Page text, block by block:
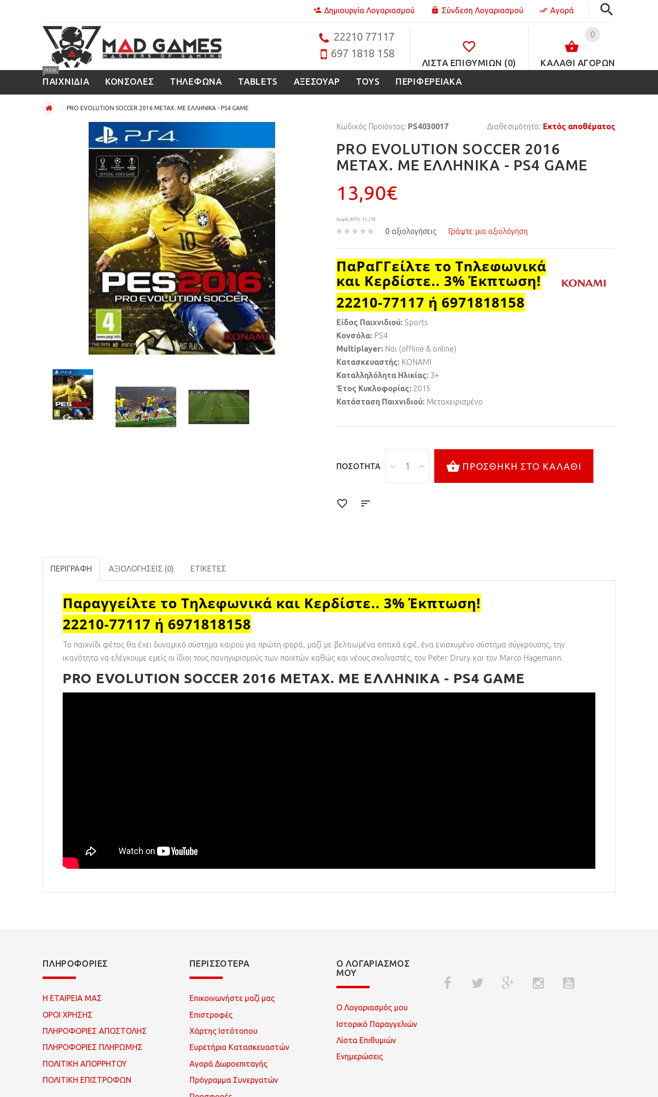
Δημιουργία Λογαριασμού Σύνδεση Λογαριασμού Αγορά
0
ΚΑΛΑΘΙ ΑΓΟΡΩΝ
ΛΊΣΤΑ ΕΠΙΘΥΜΙΏΝ (0)
22210 77117
697 1818 158
ΠΑΙΧΝΙΔΙΑ
NEW
ΚΟΝΣΟΛΕΣ ΤΗΛΕΦΩΝΑ TABLETS ΑΞΕΣΟΥΑΡ TOYS ΠΕΡΙΦΕΡΕΙΑΚΑ
PRO EVOLUTION SOCCER 2016 ΜΕΤΑΧ. ΜΕ ΕΛΛΗΝΙΚΑ - PS4 GAME
Κωδικός Προϊόντος: PS4030017 Διαθεσιμότητα: Εκτός αποθέματος
PRO EVOLUTION SOCCER 2016
ΜΕΤΑΧ. ΜΕ ΕΛΛΗΝΙΚΑ - PS4 GAME
13,90€
Χωρίς ΦΠΑ: 11,21€
0 αξιολογήσεις Γράψτε μια αξιολόγηση
ΠαΡαΓΓείλτε το Τηλεφωνικά
και Κερδίστε.. 3% Έκπτωση!
22210-77117 ή 6971818158
Είδος Παιχνιδιού: Sports
Κονσόλα: PS4
Multiplayer: Ναι (offline & online)
Κατασκευαστής: KONAMI
Καταλληλόλητα Ηλικίας: 3+
Έτος Κυκλοφορίας: 2015
Κατάσταση Παιχνιδιού: Μεταχειρισμένο
ΠΟΣΌΤΗΤΑ ΠΡΟΣΘΉΚΗ ΣΤΟ ΚΑΛΆΘΙ
ΠΕΡΙΓΡΑΦΉ ΑΞΙΟΛΟΓΉΣΕΙΣ (0) ΕΤΙΚΈΤΕΣ
Παραγγείλτε το Τηλεφωνικά και Κερδίστε.. 3% Έκπτωση!
22210-77117 ή 6971818158
Το παιχνίδι φέτος θα έχει δυναμικό σύστημα καιρού για πρώτη φορά, μαζί με βελτιωμένα οπτικά εφέ, ένα ενισχυμένο σύστημα σύγκρουσης, την
ικανότητα να ελέγχουμε εμείς οι ίδιοι τους πανηγυρισμούς των παιχτών καθώς και νέους σχολιαστές, τον Peter Drury και τον Marco Hagemann.
PRO EVOLUTION SOCCER 2016 ΜΕΤΑΧ. ΜΕ ΕΛΛΗΝΙΚΑ - PS4 GAME
ΠΛΗΡΟΦΟΡΊΕΣ
Η ΕΤΑΙΡΕΙΑ ΜΑΣ
ΟΡΟΙ ΧΡΗΣΗΣ
ΠΛΗΡΟΦΟΡΙΕΣ ΑΠΟΣΤΟΛΗΣ
ΠΛΗΡΟΦΟΡΙΕΣ ΠΛΗΡΩΜΗΣ
ΠΟΛΙΤΙΚΗ ΑΠΟΡΡΗΤΟΥ
ΠΟΛΙΤΙΚΗ ΕΠΙΣΤΡΟΦΩΝ
ΠΕΡΙΣΣΌΤΕΡΑ
Επικοινωνήστε μαζί μας
Επιστροφές
Χάρτης Ιστότοπου
Ευρετήριο Κατασκευαστών
Αγορά Δωροεπιταγής
Πρόγραμμα Συνεργατών
Ο ΛΟΓΑΡΙΑΣΜΌΣ
ΜΟΥ
Ο Λογαριασμός μου
Ιστορικό Παραγγελιών
Λίστα Επιθυμιών
Ενημερώσεις